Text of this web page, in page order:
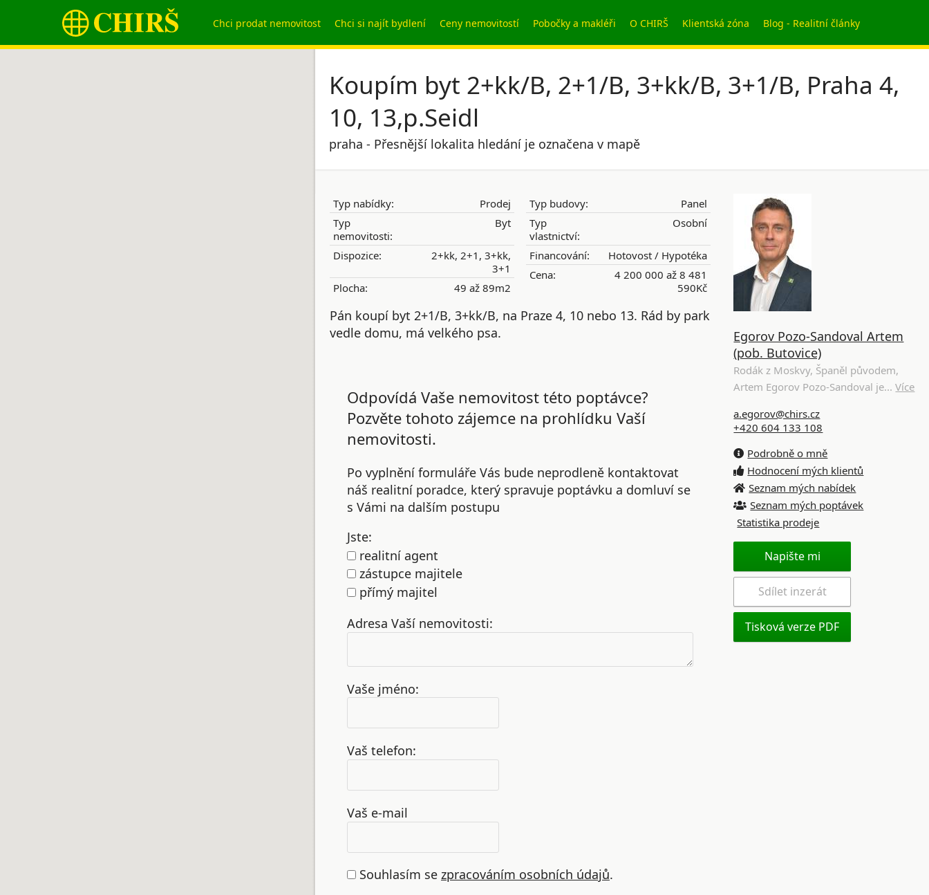
Chci prodat nemovitost Chci si najít bydlení Ceny nemovitostí Pobočky a makléři O CHIRŠ Klientská zóna Blog - Realitní články
Koupím byt 2+kk/B, 2+1/B, 3+kk/B, 3+1/B, Praha 4,
10, 13,p.Seidl
praha - Přesnější lokalita hledání je označena v mapě
Typ nabídky:
Prodej
Typ
nemovitosti:
Byt
Dispozice:
2+kk, 2+1, 3+kk,
3+1
Plocha:
49 až 89m2
Typ budovy:
Panel
Typ
vlastnictví:
Osobní
Financování:
Hotovost / Hypotéka
Cena:
4 200 000 až 8 481
590Kč
Pán koupí byt 2+1/B, 3+kk/B, na Praze 4, 10 nebo 13. Rád by park
vedle domu, má velkého psa.
Odpovídá Vaše nemovitost této poptávce?
Pozvěte tohoto zájemce na prohlídku Vaší
nemovitosti.
Po vyplnění formuláře Vás bude neprodleně kontaktovat
náš realitní poradce, který spravuje poptávku a domluví se
s Vámi na dalším postupu
Jste:
realitní agent
zástupce majitele
přímý majitel
Adresa Vaší nemovitosti:
Vaše jméno:
Vaš telefon:
Vaš e-mail
Souhlasím se zpracováním osobních údajů.
Egorov Pozo-Sandoval Artem
(pob. Butovice)
Rodák z Moskvy, Španěl původem,
Artem Egorov Pozo-Sandoval je...Více
a.egorov@chirs.cz
+420 604 133 108
Podrobně o mně
Hodnocení mých klientů
Seznam mých nabídek
Seznam mých poptávek
Statistika prodeje
Napište mi
Sdílet inzerát
Tisková verze PDF